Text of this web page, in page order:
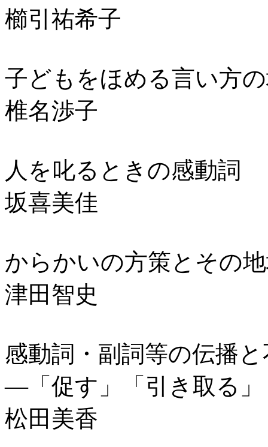
櫛引祐希子
子どもをほめる言い方
椎名渉子
人を叱るときの感動詞
坂喜美佳
からかいの方策とその
津田智史
感動詞・副詞等の伝播
―「促す」「引き取る
松田美香